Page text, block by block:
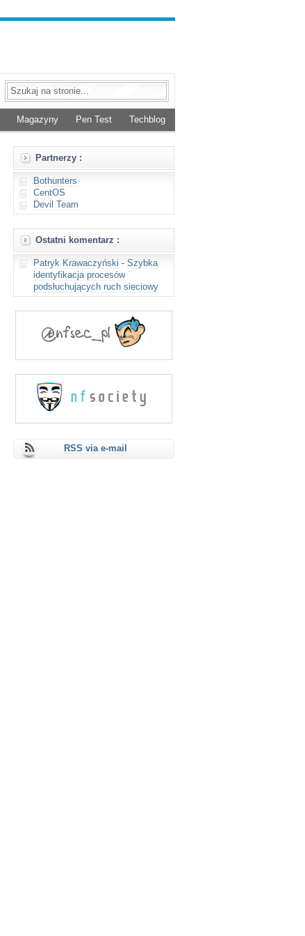
Magazyny Pen Test Techblog
Partnerzy :
Bothunters
CentOS
Devil Team
Ostatni komentarz :
Patryk Krawaczyński - Szybka
identyfikacja procesów
podsłuchujących ruch sieciowy
RSS via e-mail